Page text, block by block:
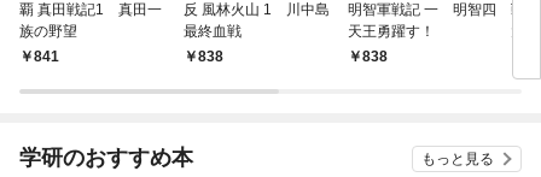
覇 真田戦記1 真田一
族の野望
841
反 風林火山 1 川中島
最終血戦
838
明智軍戦記 一 明智四
天王勇躍す！
838
戦
学研のおすすめ本 もっと見る